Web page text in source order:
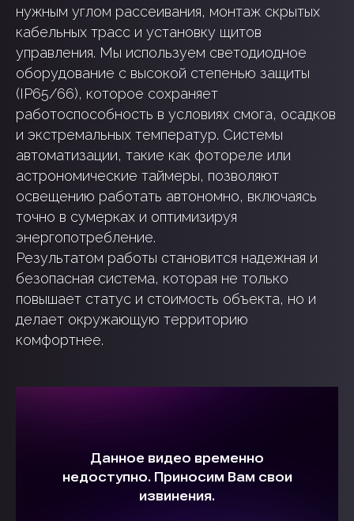
нужным углом рассеивания, монтаж скрытых
кабельных трасс и установку щитов
управления. Мы используем светодиодное
оборудование с высокой степенью защиты
(IP65/66), которое сохраняет
работоспособность в условиях смога, осадков
и экстремальных температур. Системы
автоматизации, такие как фотореле или
астрономические таймеры, позволяют
освещению работать автономно, включаясь
точно в сумерках и оптимизируя
энергопотребление.
Результатом работы становится надежная и
безопасная система, которая не только
повышает статус и стоимость объекта, но и
делает окружающую территорию
комфортнее.